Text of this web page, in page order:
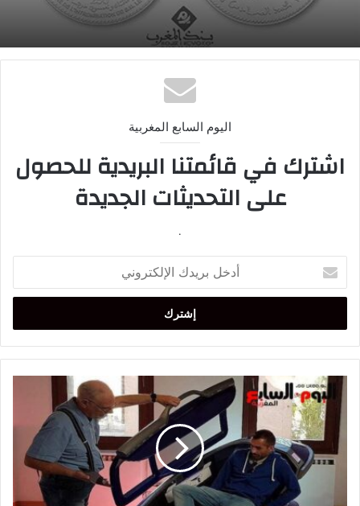
اليوم السابع المغربية
اشترك في قائمتنا البريدية للحصول
على التحديثات الجديدة
.
بريدك
الإلكتروني
كندا
تفرض
"القتل
الرحيم"
على
الفقراء